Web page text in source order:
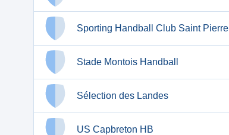
Sporting Handball Club Saint Pierre
Stade Montois Handball
Sélection des Landes
US Capbreton HB